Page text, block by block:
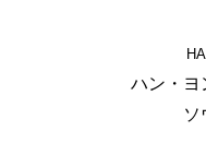
ハン・ヨ
ソ